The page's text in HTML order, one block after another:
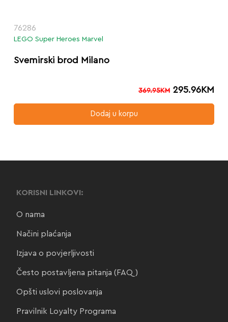
76286
LEGO Super Heroes Marvel
Svemirski brod Milano
369.95KM 295.96KM
Dodaj u korpu
KORISNI LINKOVI:
O nama
Načini plaćanja
Izjava o povjerljivosti
Često postavljena pitanja (FAQ)
Opšti uslovi poslovanja
Pravilnik Loyalty Programa